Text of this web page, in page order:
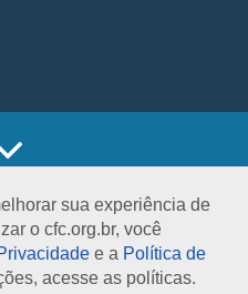
sua experiência de
o cfc.org.br, você
e a Política de
acesse as políticas.